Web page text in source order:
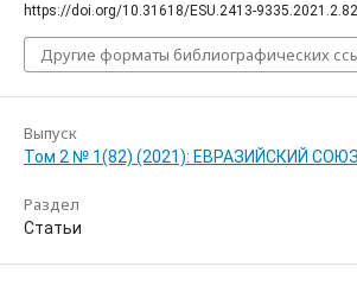
https://doi.org/10.31618/ESU.2413-
Другие форматы библиографических
Выпуск
Том 2 № 1(82) (2021): ЕВРАЗИЙСКИЙ
Раздел
Статьи